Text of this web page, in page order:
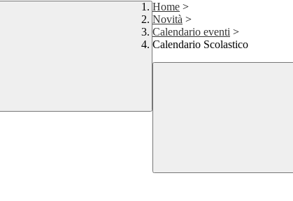
Home >
Novità >
Calendario eventi >
Calendario Scolastico